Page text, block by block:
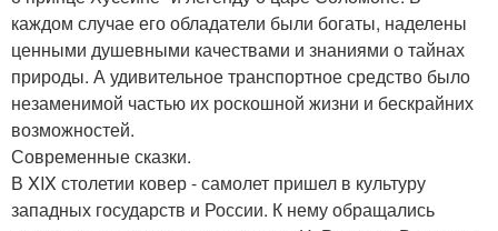
каждом случае его обладатели были богаты, наделены
ценными душевными качествами и знаниями о тайнах
природы. А удивительное транспортное средство было
незаменимой частью их роскошной жизни и бескрайних
возможностей.
Современные сказки.
В XIX столетии ковер - самолет пришел в культуру
западных государств и России. К нему обращались